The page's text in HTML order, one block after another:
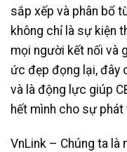
sắp xếp và phân bổ
không chỉ là sự kiện
mọi người kết nối và
ức đẹp đọng lại, đây
và là động lực giúp
hết mình cho sự
VnLink – Chúng ta là